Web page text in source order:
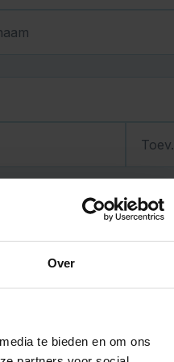
Over
te bieden en om ons
Toev.
JJJJ